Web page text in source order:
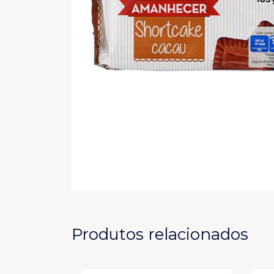
Produtos relacionados